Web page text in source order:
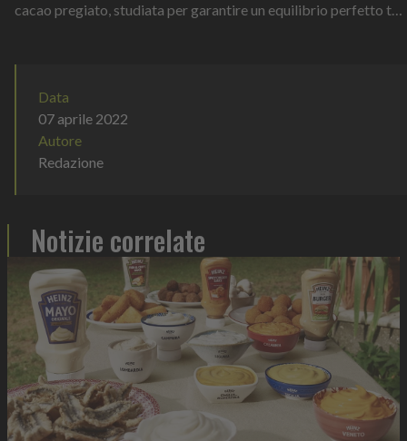
cacao pregiato, studiata per garantire un equilibrio perfetto tra
Data
07 aprile 2022
Autore
Redazione
Notizie correlate